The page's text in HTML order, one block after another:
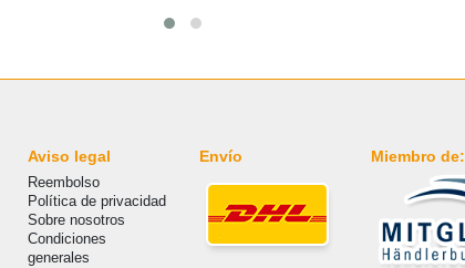
Aviso legal
Reembolso
Política de privacidad
Sobre nosotros
Condiciones
generales
Envío Miembro de: